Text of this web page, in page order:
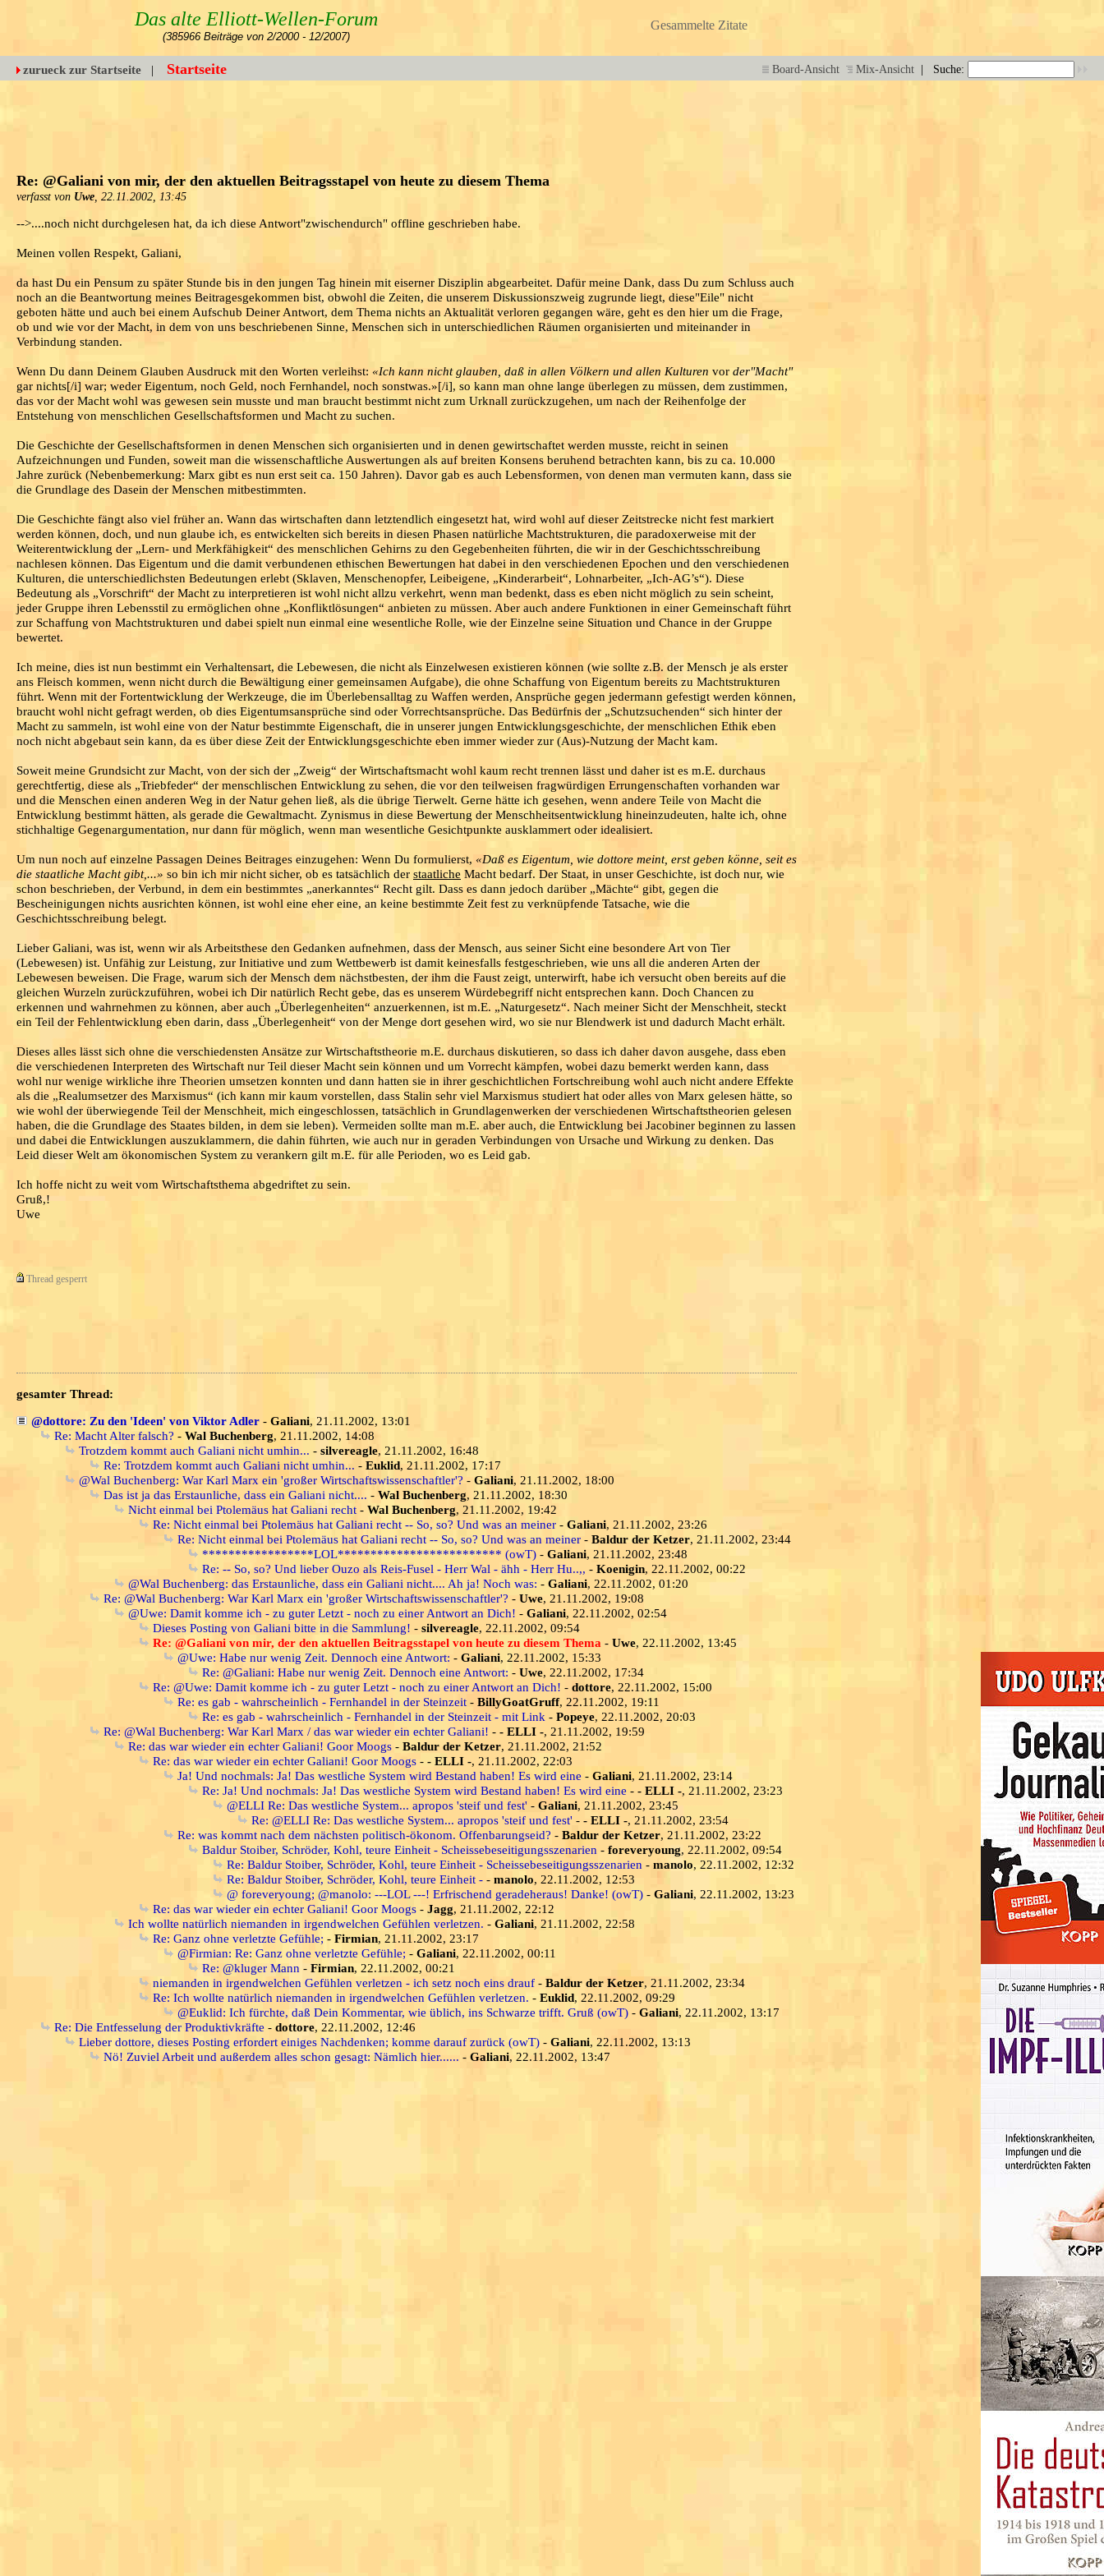
Das alte Elliott-Wellen-Forum
(385966 Beiträge von 2/2000 - 12/2007)
Gesammelte Zitate
zurueck zur Startseite | Startseite Board-Ansicht Mix-Ansicht | Suche:
Re: @Galiani von mir, der den aktuellen Beitragsstapel von heute zu diesem Thema
verfasst von Uwe, 22.11.2002, 13:45
-->....noch nicht durchgelesen hat, da ich diese Antwort"zwischendurch" offline geschrieben habe.
Meinen vollen Respekt, Galiani,
da hast Du ein Pensum zu später Stunde bis in den jungen Tag hinein mit eiserner Disziplin abgearbeitet. Dafür meine Dank, dass Du zum Schluss auch
noch an die Beantwortung meines Beitragesgekommen bist, obwohl die Zeiten, die unserem Diskussionszweig zugrunde liegt, diese"Eile" nicht
geboten hätte und auch bei einem Aufschub Deiner Antwort, dem Thema nichts an Aktualität verloren gegangen wäre, geht es den hier um die Frage,
ob und wie vor der Macht, in dem von uns beschriebenen Sinne, Menschen sich in unterschiedlichen Räumen organisierten und miteinander in
Verbindung standen.
Wenn Du dann Deinem Glauben Ausdruck mit den Worten verleihst: «Ich kann nicht glauben, daß in allen Völkern und allen Kulturen vor der"Macht"
gar nichts[/i] war; weder Eigentum, noch Geld, noch Fernhandel, noch sonstwas.»[/i], so kann man ohne lange überlegen zu müssen, dem zustimmen,
das vor der Macht wohl was gewesen sein musste und man braucht bestimmt nicht zum Urknall zurückzugehen, um nach der Reihenfolge der
Entstehung von menschlichen Gesellschaftsformen und Macht zu suchen.
Die Geschichte der Gesellschaftsformen in denen Menschen sich organisierten und in denen gewirtschaftet werden musste, reicht in seinen
Aufzeichnungen und Funden, soweit man die wissenschaftliche Auswertungen als auf breiten Konsens beruhend betrachten kann, bis zu ca. 10.000
Jahre zurück (Nebenbemerkung: Marx gibt es nun erst seit ca. 150 Jahren). Davor gab es auch Lebensformen, von denen man vermuten kann, dass sie
die Grundlage des Dasein der Menschen mitbestimmten.
Die Geschichte fängt also viel früher an. Wann das wirtschaften dann letztendlich eingesetzt hat, wird wohl auf dieser Zeitstrecke nicht fest markiert
werden können, doch, und nun glaube ich, es entwickelten sich bereits in diesen Phasen natürliche Machtstrukturen, die paradoxerweise mit der
Weiterentwicklung der „Lern- und Merkfähigkeit“ des menschlichen Gehirns zu den Gegebenheiten führten, die wir in der Geschichtsschreibung
nachlesen können. Das Eigentum und die damit verbundenen ethischen Bewertungen hat dabei in den verschiedenen Epochen und den verschiedenen
Kulturen, die unterschiedlichsten Bedeutungen erlebt (Sklaven, Menschenopfer, Leibeigene, „Kinderarbeit“, Lohnarbeiter, „Ich-AG’s“). Diese
Bedeutung als „Vorschrift“ der Macht zu interpretieren ist wohl nicht allzu verkehrt, wenn man bedenkt, dass es eben nicht möglich zu sein scheint,
jeder Gruppe ihren Lebensstil zu ermöglichen ohne „Konfliktlösungen“ anbieten zu müssen. Aber auch andere Funktionen in einer Gemeinschaft führt
zur Schaffung von Machtstrukturen und dabei spielt nun einmal eine wesentliche Rolle, wie der Einzelne seine Situation und Chance in der Gruppe
bewertet.
Ich meine, dies ist nun bestimmt ein Verhaltensart, die Lebewesen, die nicht als Einzelwesen existieren können (wie sollte z.B. der Mensch je als erster
ans Fleisch kommen, wenn nicht durch die Bewältigung einer gemeinsamen Aufgabe), die ohne Schaffung von Eigentum bereits zu Machtstrukturen
führt. Wenn mit der Fortentwicklung der Werkzeuge, die im Überlebensalltag zu Waffen werden, Ansprüche gegen jedermann gefestigt werden können,
braucht wohl nicht gefragt werden, ob dies Eigentumsansprüche sind oder Vorrechtsansprüche. Das Bedürfnis der „Schutzsuchenden“ sich hinter der
Macht zu sammeln, ist wohl eine von der Natur bestimmte Eigenschaft, die in unserer jungen Entwicklungsgeschichte, der menschlichen Ethik eben
noch nicht abgebaut sein kann, da es über diese Zeit der Entwicklungsgeschichte eben immer wieder zur (Aus)-Nutzung der Macht kam.
Soweit meine Grundsicht zur Macht, von der sich der „Zweig“ der Wirtschaftsmacht wohl kaum recht trennen lässt und daher ist es m.E. durchaus
gerechtfertig, diese als „Triebfeder“ der menschlischen Entwicklung zu sehen, die vor den teilweisen fragwürdigen Errungenschaften vorhanden war
und die Menschen einen anderen Weg in der Natur gehen ließ, als die übrige Tierwelt. Gerne hätte ich gesehen, wenn andere Teile von Macht die
Entwicklung bestimmt hätten, als gerade die Gewaltmacht. Zynismus in diese Bewertung der Menschheitsentwicklung hineinzudeuten, halte ich, ohne
stichhaltige Gegenargumentation, nur dann für möglich, wenn man wesentliche Gesichtpunkte ausklammert oder idealisiert.
Um nun noch auf einzelne Passagen Deines Beitrages einzugehen: Wenn Du formulierst, «Daß es Eigentum, wie dottore meint, erst geben könne, seit es
die staatliche Macht gibt,...» so bin ich mir nicht sicher, ob es tatsächlich der staatliche Macht bedarf. Der Staat, in unser Geschichte, ist doch nur, wie
schon beschrieben, der Verbund, in dem ein bestimmtes „anerkanntes“ Recht gilt. Dass es dann jedoch darüber „Mächte“ gibt, gegen die
Bescheinigungen nichts ausrichten können, ist wohl eine eher eine, an keine bestimmte Zeit fest zu verknüpfende Tatsache, wie die
Geschichtsschreibung belegt.
Lieber Galiani, was ist, wenn wir als Arbeitsthese den Gedanken aufnehmen, dass der Mensch, aus seiner Sicht eine besondere Art von Tier
(Lebewesen) ist. Unfähig zur Leistung, zur Initiative und zum Wettbewerb ist damit keinesfalls festgeschrieben, wie uns all die anderen Arten der
Lebewesen beweisen. Die Frage, warum sich der Mensch dem nächstbesten, der ihm die Faust zeigt, unterwirft, habe ich versucht oben bereits auf die
gleichen Wurzeln zurückzuführen, wobei ich Dir natürlich Recht gebe, das es unserem Würdebegriff nicht entsprechen kann. Doch Chancen zu
erkennen und wahrnehmen zu können, aber auch „Überlegenheiten“ anzuerkennen, ist m.E. „Naturgesetz“. Nach meiner Sicht der Menschheit, steckt
ein Teil der Fehlentwicklung eben darin, dass „Überlegenheit“ von der Menge dort gesehen wird, wo sie nur Blendwerk ist und dadurch Macht erhält.
Dieses alles lässt sich ohne die verschiedensten Ansätze zur Wirtschaftstheorie m.E. durchaus diskutieren, so dass ich daher davon ausgehe, dass eben
die verschiedenen Interpreten des Wirtschaft nur Teil dieser Macht sein können und um Vorrecht kämpfen, wobei dazu bemerkt werden kann, dass
wohl nur wenige wirkliche ihre Theorien umsetzen konnten und dann hatten sie in ihrer geschichtlichen Fortschreibung wohl auch nicht andere Effekte
als die „Realumsetzer des Marxismus“ (ich kann mir kaum vorstellen, dass Stalin sehr viel Marxismus studiert hat oder alles von Marx gelesen hätte, so
wie wohl der überwiegende Teil der Menschheit, mich eingeschlossen, tatsächlich in Grundlagenwerken der verschiedenen Wirtschaftstheorien gelesen
haben, die die Grundlage des Staates bilden, in dem sie leben). Vermeiden sollte man m.E. aber auch, die Entwicklung bei Jacobiner beginnen zu lassen
und dabei die Entwicklungen auszuklammern, die dahin führten, wie auch nur in geraden Verbindungen von Ursache und Wirkung zu denken. Das
Leid dieser Welt am ökonomischen System zu verankern gilt m.E. für alle Perioden, wo es Leid gab.
Ich hoffe nicht zu weit vom Wirtschaftsthema abgedriftet zu sein.
Gruß,!
Uwe
Thread gesperrt
gesamter Thread:
@dottore: Zu den 'Ideen' von Viktor Adler - Galiani, 21.11.2002, 13:01
Re: Macht Alter falsch? - Wal Buchenberg, 21.11.2002, 14:08
Trotzdem kommt auch Galiani nicht umhin... - silvereagle, 21.11.2002, 16:48
Re: Trotzdem kommt auch Galiani nicht umhin... - Euklid, 21.11.2002, 17:17
@Wal Buchenberg: War Karl Marx ein 'großer Wirtschaftswissenschaftler'? - Galiani, 21.11.2002, 18:00
Das ist ja das Erstaunliche, dass ein Galiani nicht.... - Wal Buchenberg, 21.11.2002, 18:30
Nicht einmal bei Ptolemäus hat Galiani recht - Wal Buchenberg, 21.11.2002, 19:42
Re: Nicht einmal bei Ptolemäus hat Galiani recht -- So, so? Und was an meiner - Galiani, 21.11.2002, 23:26
Re: Nicht einmal bei Ptolemäus hat Galiani recht -- So, so? Und was an meiner - Baldur der Ketzer, 21.11.2002, 23:44
*****************LOL************************* (owT) - Galiani, 21.11.2002, 23:48
Re: -- So, so? Und lieber Ouzo als Reis-Fusel - Herr Wal - ähh - Herr Hu..,, - Koenigin, 22.11.2002, 00:22
@Wal Buchenberg: das Erstaunliche, dass ein Galiani nicht.... Ah ja! Noch was: - Galiani, 22.11.2002, 01:20
Re: @Wal Buchenberg: War Karl Marx ein 'großer Wirtschaftswissenschaftler'? - Uwe, 21.11.2002, 19:08
@Uwe: Damit komme ich - zu guter Letzt - noch zu einer Antwort an Dich! - Galiani, 22.11.2002, 02:54
Dieses Posting von Galiani bitte in die Sammlung! - silvereagle, 22.11.2002, 09:54
Re: @Galiani von mir, der den aktuellen Beitragsstapel von heute zu diesem Thema - Uwe, 22.11.2002, 13:45
@Uwe: Habe nur wenig Zeit. Dennoch eine Antwort: - Galiani, 22.11.2002, 15:33
Re: @Galiani: Habe nur wenig Zeit. Dennoch eine Antwort: - Uwe, 22.11.2002, 17:34
Re: @Uwe: Damit komme ich - zu guter Letzt - noch zu einer Antwort an Dich! - dottore, 22.11.2002, 15:00
Re: es gab - wahrscheinlich - Fernhandel in der Steinzeit - BillyGoatGruff, 22.11.2002, 19:11
Re: es gab - wahrscheinlich - Fernhandel in der Steinzeit - mit Link - Popeye, 22.11.2002, 20:03
Re: @Wal Buchenberg: War Karl Marx / das war wieder ein echter Galiani! - - ELLI -, 21.11.2002, 19:59
Re: das war wieder ein echter Galiani! Goor Moogs - Baldur der Ketzer, 21.11.2002, 21:52
Re: das war wieder ein echter Galiani! Goor Moogs - - ELLI -, 21.11.2002, 22:03
Ja! Und nochmals: Ja! Das westliche System wird Bestand haben! Es wird eine - Galiani, 21.11.2002, 23:14
Re: Ja! Und nochmals: Ja! Das westliche System wird Bestand haben! Es wird eine - - ELLI -, 21.11.2002, 23:23
@ELLI Re: Das westliche System... apropos 'steif und fest' - Galiani, 21.11.2002, 23:45
Re: @ELLI Re: Das westliche System... apropos 'steif und fest' - - ELLI -, 21.11.2002, 23:54
Re: was kommt nach dem nächsten politisch-ökonom. Offenbarungseid? - Baldur der Ketzer, 21.11.2002, 23:22
Baldur Stoiber, Schröder, Kohl, teure Einheit - Scheissebeseitigungsszenarien - foreveryoung, 22.11.2002, 09:54
Re: Baldur Stoiber, Schröder, Kohl, teure Einheit - Scheissebeseitigungsszenarien - manolo, 22.11.2002, 12:32
Re: Baldur Stoiber, Schröder, Kohl, teure Einheit - - manolo, 22.11.2002, 12:53
@ foreveryoung; @manolo: ---LOL ---! Erfrischend geradeheraus! Danke! (owT) - Galiani, 22.11.2002, 13:23
Re: das war wieder ein echter Galiani! Goor Moogs - Jagg, 21.11.2002, 22:12
Ich wollte natürlich niemanden in irgendwelchen Gefühlen verletzen. - Galiani, 21.11.2002, 22:58
Re: Ganz ohne verletzte Gefühle; - Firmian, 21.11.2002, 23:17
@Firmian: Re: Ganz ohne verletzte Gefühle; - Galiani, 22.11.2002, 00:11
Re: @kluger Mann - Firmian, 22.11.2002, 00:21
niemanden in irgendwelchen Gefühlen verletzen - ich setz noch eins drauf - Baldur der Ketzer, 21.11.2002, 23:34
Re: Ich wollte natürlich niemanden in irgendwelchen Gefühlen verletzen. - Euklid, 22.11.2002, 09:29
@Euklid: Ich fürchte, daß Dein Kommentar, wie üblich, ins Schwarze trifft. Gruß (owT) - Galiani, 22.11.2002, 13:17
Re: Die Entfesselung der Produktivkräfte - dottore, 22.11.2002, 12:46
Lieber dottore, dieses Posting erfordert einiges Nachdenken; komme darauf zurück (owT) - Galiani, 22.11.2002, 13:13
Nö! Zuviel Arbeit und außerdem alles schon gesagt: Nämlich hier...... - Galiani, 22.11.2002, 13:47